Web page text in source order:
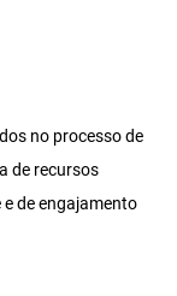
no processo de
de recursos
de engajamento